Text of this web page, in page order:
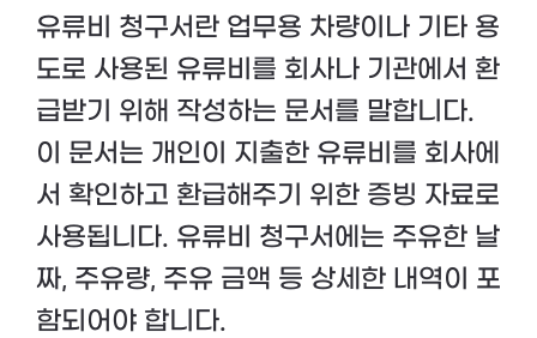
유류비 청구서란 업무용 차량이나 기타 용
도로 사용된 유류비를 회사나 기관에서 환
급받기 위해 작성하는 문서를 말합니다.
이 문서는 개인이 지출한 유류비를 회사에
서 확인하고 환급해주기 위한 증빙 자료로
사용됩니다. 유류비 청구서에는 주유한 날
짜, 주유량, 주유 금액 등 상세한 내역이 포
함되어야 합니다.